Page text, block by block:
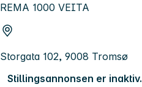
REMA 1000 VEITA
Storgata 102, 9008 Tromsø
Stillingsannonsen er inaktiv.